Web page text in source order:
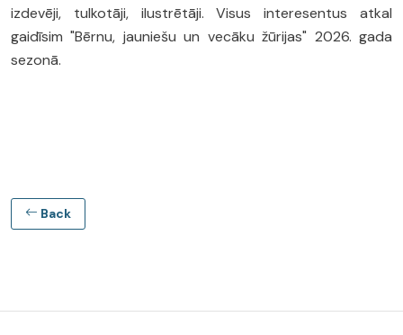
izdevēji, tulkotāji, ilustrētāji. Visus interesentus atkal
gaidīsim "Bērnu, jauniešu un vecāku žūrijas" 2026. gada
sezonā.
Back